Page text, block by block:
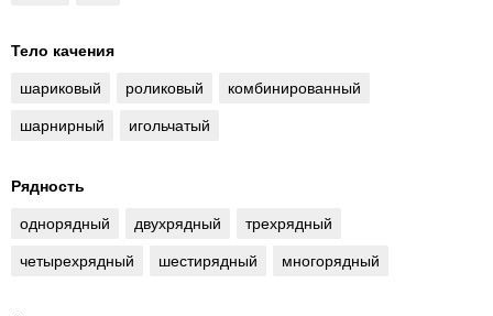
Тело качения
шариковый роликовый комбинированный
шарнирный игольчатый
Рядность
однорядный двухрядный трехрядный
четырехрядный шестирядный многорядный